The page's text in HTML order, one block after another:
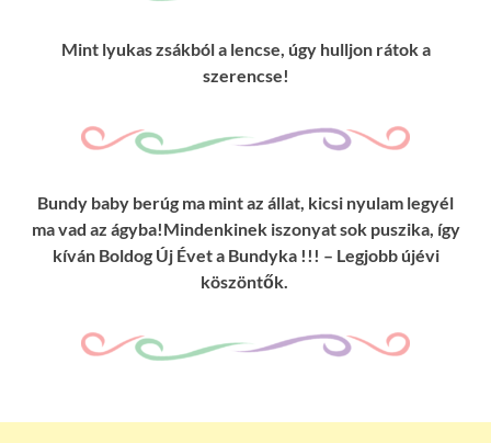
Mint lyukas zsákból a lencse, úgy hulljon rátok a
szerencse!
Bundy baby berúg ma mint az állat, kicsi nyulam legyél
ma vad az ágyba!Mindenkinek iszonyat sok puszika, így
kíván Boldog Új Évet a Bundyka !!! – Legjobb újévi
köszöntők.